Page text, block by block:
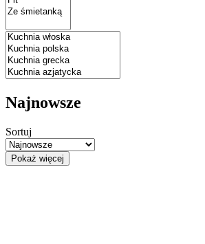
Najnowsze
Sortuj
Pokaż więcej